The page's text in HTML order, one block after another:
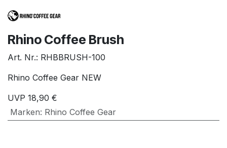
Rhino Coffee Brush
Art. Nr.: RHBBRUSH-100
Rhino Coffee Gear NEW
UVP 18,90 €
Marken: Rhino Coffee Gear